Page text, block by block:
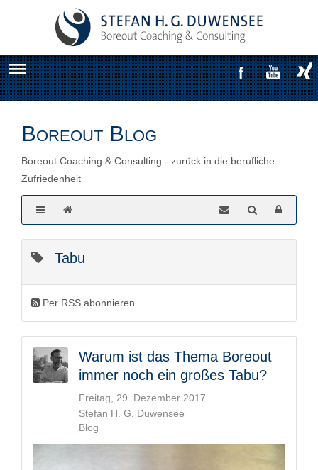
Boreout Blog
Boreout Coaching & Consulting - zurück in die berufliche
Zufriedenheit
Tabu
Per RSS abonnieren
Warum ist das Thema Boreout
immer noch ein großes Tabu?
Freitag, 29. Dezember 2017
Stefan H. G. Duwensee
Blog